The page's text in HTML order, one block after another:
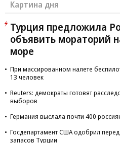
Картина дня
Турция предложила
объявить мораторий
море
При массированном налете
13 человек
Reuters: демократы готовят
выборов
Германия выслала почти 400
Госдепартамент США одобрил
запасов Турции